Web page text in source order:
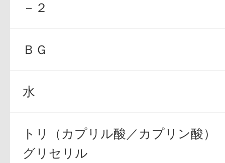
－２
ＢＧ
水
トリ（カプリル酸／カプリン酸）
グリセリル